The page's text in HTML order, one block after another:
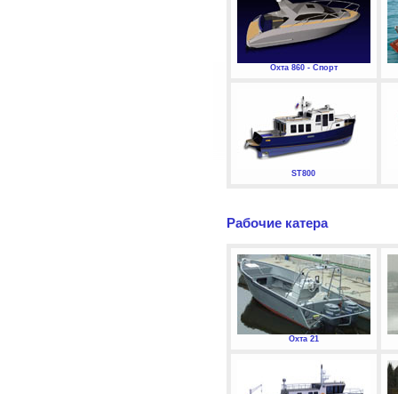
Охта 860 - Спорт
ST800
Рабочие катера
Охта 21